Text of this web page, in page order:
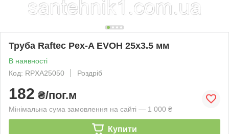
Труба Raftec Pex-A EVOH 25х3.5 мм
В наявності
Код: RPXA25050
Роздріб
182 ₴/пог.м
Мінімальна сума замовлення на сайті — 1 000 ₴
Купити